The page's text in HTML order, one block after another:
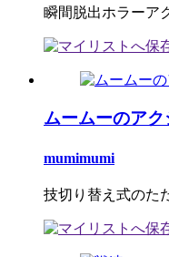
瞬間脱出ホラーア
ムームーのアク
mumimumi
技切り替え式のた